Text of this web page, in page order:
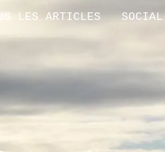
LES ARTICLES SOCIAL